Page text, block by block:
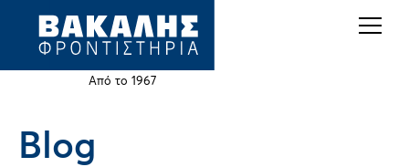
Jump
Από το 1967
Back
Blog